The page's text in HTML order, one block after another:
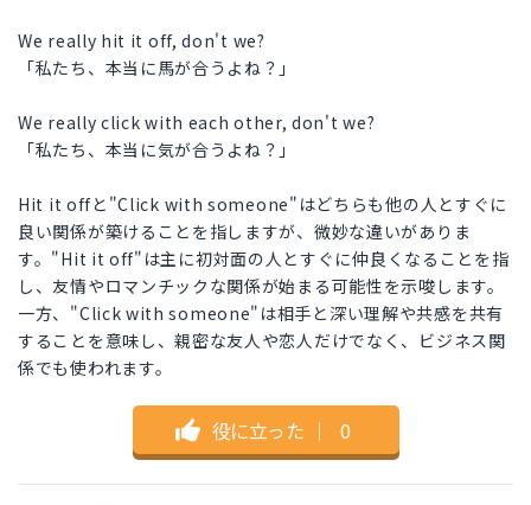
We really hit it off, don't we?
「私たち、本当に馬が合うよね？」
We really click with each other, don't we?
「私たち、本当に気が合うよね？」
Hit it offと"Click with someone"はどちらも他の人とすぐに
良い関係が築けることを指しますが、微妙な違いがありま
す。"Hit it off"は主に初対面の人とすぐに仲良くなることを指
し、友情やロマンチックな関係が始まる可能性を示唆します。
一方、"Click with someone"は相手と深い理解や共感を共有
することを意味し、親密な友人や恋人だけでなく、ビジネス関
係でも使われます。
役に立った ｜ 0